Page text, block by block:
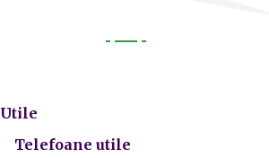
Utile
Telefoane utile